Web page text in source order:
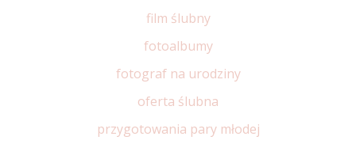
film ślubny
fotoalbumy
fotograf na urodziny
oferta ślubna
przygotowania pary młodej